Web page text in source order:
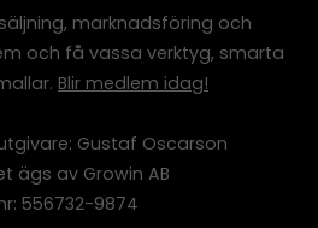
marknadsföring och
och få vassa verktyg, smarta
Blir medlem idag!
Gustaf Oscarson
ägs av Growin AB
556732-9874